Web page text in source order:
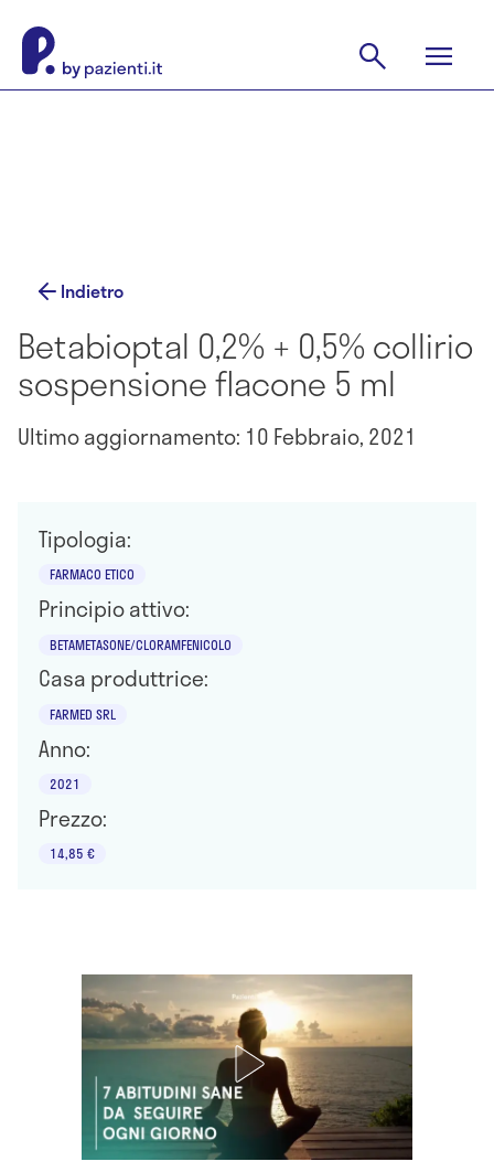
Indietro
Betabioptal 0,2% + 0,5% collirio
sospensione flacone 5 ml
Ultimo aggiornamento: 10 Febbraio, 2021
Tipologia:
FARMACO ETICO
Principio attivo:
BETAMETASONE/CLORAMFENICOLO
Casa produttrice:
FARMED SRL
Anno:
2021
Prezzo:
14,85 €